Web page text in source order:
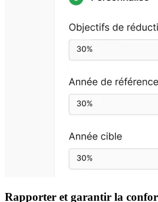
Rapporter et garantir la